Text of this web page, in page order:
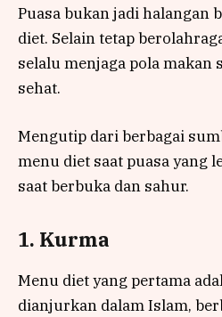
Puasa bukan jadi halangan
diet. Selain tetap
selalu menjaga pola makan
sehat.
Mengutip dari berbagai
menu diet saat puasa yang
saat berbuka dan sahur.
1. Kurma
Menu diet yang pertama
dianjurkan dalam Islam,